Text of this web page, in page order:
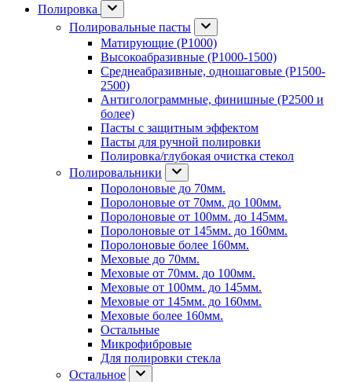
Полировка
Полировальные пасты
Матирующие (P1000)
Высокоабразивные (P1000-1500)
Среднеабразивные, одношаговые (P1500-
2500)
Антиголограммные, финишные (P2500 и
более)
Пасты с защитным эффектом
Пасты для ручной полировки
Полировка/глубокая очистка стекол
Полировальники
Поролоновые до 70мм.
Поролоновые от 70мм. до 100мм.
Поролоновые от 100мм. до 145мм.
Поролоновые от 145мм. до 160мм.
Поролоновые более 160мм.
Меховые до 70мм.
Меховые от 70мм. до 100мм.
Меховые от 100мм. до 145мм.
Меховые от 145мм. до 160мм.
Меховые более 160мм.
Остальные
Микрофибровые
Для полировки стекла
Остальное